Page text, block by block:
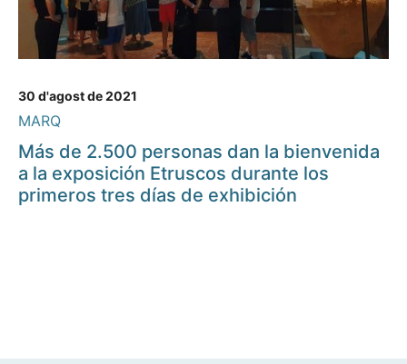
30 d'agost de 2021
MARQ
Más de 2.500 personas dan la bienvenida
a la exposición Etruscos durante los
primeros tres días de exhibición